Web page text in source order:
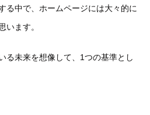
る中で、ホームページには大々的に
います。
る未来を想像して、1つの基準とし